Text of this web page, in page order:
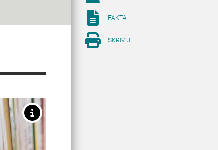
FAKTA
SKRIV UT